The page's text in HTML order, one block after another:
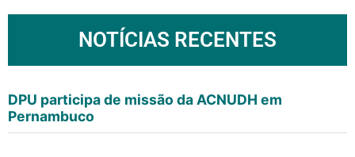
NOTÍCIAS RECENTES
DPU participa de missão da ACNUDH em
Pernambuco